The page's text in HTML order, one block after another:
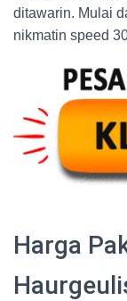
ditawarin. Mulai
nikmatin speed
Harga